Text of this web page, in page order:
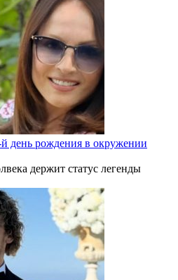
день рождения в окружении
держит статус легенды